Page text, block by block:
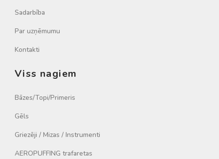
Sadarbība
Par uzņēmumu
Kontakti
Viss nagiem
Bāzes/Topi/Primeris
Gēls
Griezēji / Mizas / Instrumenti
AEROPUFFING trafaretas